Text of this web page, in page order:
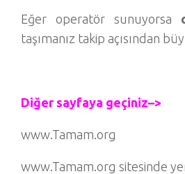
Eğer operatör sunuyorsa
taşımanız takip açısından
Diğer sayfaya geçiniz–>
www.Tamam.org
www.Tamam.org sitesinde